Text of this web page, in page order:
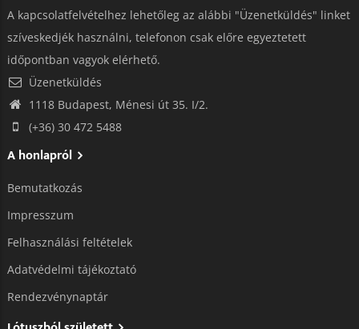
A kapcsolatfelvételhez lehetőleg az alábbi "Üzenetküldés" linket
szíveskedjék használni, telefonon csak előre egyeztetett
időpontban vagyok elérhető.
Üzenetküldés
1118 Budapest, Ménesi út 35. I/2.
(+36) 30 472 5488
A honlapról
Bemutatkozás
Impresszum
Felhasználási feltételek
Adatvédelmi tájékoztató​
Rendezvénynaptár